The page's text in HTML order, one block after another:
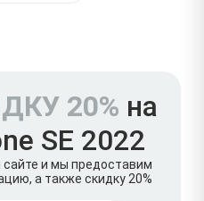
20% на
SE 2022
и мы предоставим
а также скидку 20%